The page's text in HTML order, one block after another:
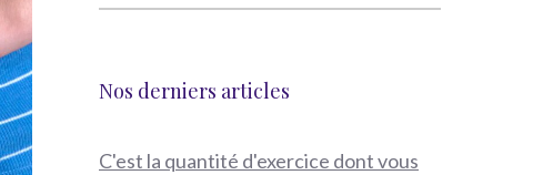
Nos derniers articles
C'est la quantité d'exercice dont vous